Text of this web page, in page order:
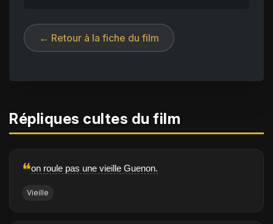
← Retour à la fiche du film
Répliques cultes du film
❝on roule pas une vieille Guenon.
Vieille